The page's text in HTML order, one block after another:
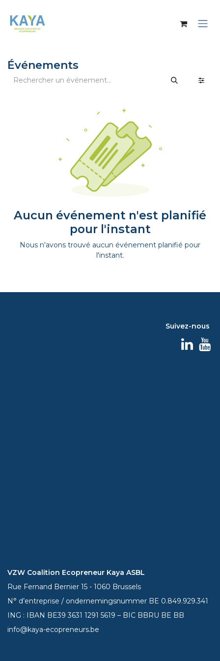
Événements
Aucun événement n'est planifié
pour l'instant
Nous n'avons trouvé aucun événement planifié pour
l'instant.
Suivez-nous
VZW Coalition Ecopreneur Kaya ASBL
Rue Fernand Bernier 15 - 1060 Brussels
N° d’entreprise / ondernemingsnummer BE 0.849.929.341
ING : IBAN BE393631 1291 5619 – BIC BBRU BE BB
info@kaya-ecopreneurs.be